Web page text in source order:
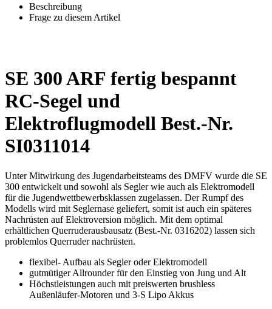
Beschreibung
Frage zu diesem Artikel
SE 300 ARF fertig bespannt
RC-Segel und
Elektroflugmodell Best.-Nr.
SI0311014
Unter Mitwirkung des Jugendarbeitsteams des DMFV wurde die SE
300 entwickelt und sowohl als Segler wie auch als Elektromodell
für die Jugendwettbewerbsklassen zugelassen. Der Rumpf des
Modells wird mit Seglernase geliefert, somit ist auch ein späteres
Nachrüsten auf Elektroversion möglich. Mit dem optimal
erhältlichen Querruderausbausatz (Best.-Nr. 0316202) lassen sich
problemlos Querruder nachrüsten.
flexibel- Aufbau als Segler oder Elektromodell
gutmütiger Allrounder für den Einstieg von Jung und Alt
Höchstleistungen auch mit preiswerten brushless
Außenläufer-Motoren und 3-S Lipo Akkus